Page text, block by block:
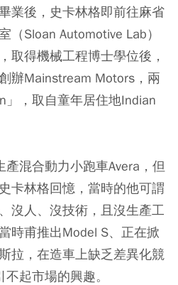
業後，史卡林格即前往麻省
（Sloan Automotive Lab）
得機械工程博士學位後，
辦Mainstream Motors，兩
」，取自童年居住地Indian
產混合動力小跑車Avera，但
卡林格回憶，當時的他可謂
沒人、沒技術，且沒生產工
時甫推出Model S、正在掀
拉，在造車上缺乏差異化競
起市場的興趣。